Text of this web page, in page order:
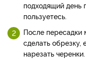
подходящий день
пользуетесь.
После пересадки
сделать обрезку,
нарезать